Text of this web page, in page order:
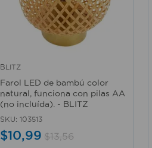
Vista rápida
BLITZ
Farol LED de bambú color
natural, funciona con pilas AA
(no incluída). - BLITZ
SKU: 103513
$10,99 $13,56